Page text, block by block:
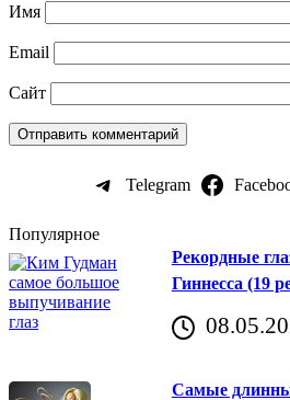
Имя
Email
Сайт
Telegram
Популярное
Рекордные
Гиннесса (19
Самые